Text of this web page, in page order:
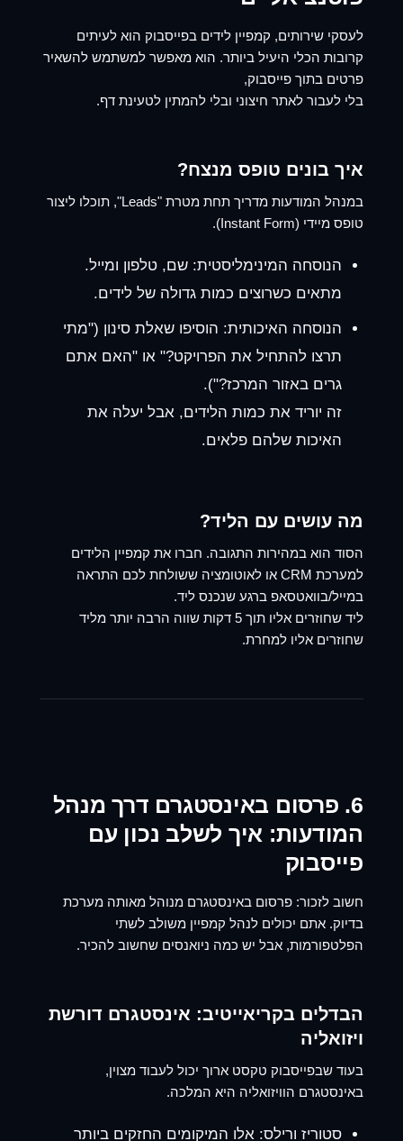
לעסקי שירותים, קמפיין לידים בפייסבוק הוא לעיתים
קרובות הכלי היעיל ביותר. הוא מאפשר למשתמש להשאיר
פרטים בתוך פייסבוק,
בלי לעבור לאתר חיצוני ובלי להמתין לטעינת דף.
איך בונים טופס מנצח?
במנהל המודעות מדריך
תחת מטרת "Leads", תוכלו ליצור
טופס מיידי (Instant Form).
הנוסחה המינימליסטית: שם, טלפון ומייל.
מתאים כשרוצים כמות גדולה של לידים.
הנוסחה האיכותית: הוסיפו שאלת סינון ("מתי
תרצו להתחיל את הפרויקט?" או "האם אתם
גרים באזור המרכז?").
זה יוריד את כמות הלידים, אבל יעלה את
האיכות שלהם פלאים.
מה עושים עם הליד?
הסוד הוא במהירות התגובה. חברו את קמפיין הלידים
למערכת CRM או לאוטומציה ששולחת לכם התראה
במייל/בוואטסאפ ברגע שנכנס ליד.
ליד שחוזרים אליו תוך 5 דקות שווה הרבה יותר מליד
שחוזרים אליו למחרת.
6. פרסום באינסטגרם דרך מנהל
המודעות: איך לשלב נכון עם
פייסבוק
חשוב לזכור: פרסום באינסטגרם מנוהל מאותה מערכת
בדיוק. אתם יכולים לנהל קמפיין משולב לשתי
הפלטפורמות, אבל יש כמה ניואנסים שחשוב להכיר.
הבדלים בקריאייטיב: אינסטגרם דורשת
ויזואליה
בעוד שבפייסבוק טקסט ארוך יכול לעבוד מצוין,
באינסטגרם הוויזואליה היא המלכה.
סטוריז ורילס: אלו המיקומים החזקים ביותר